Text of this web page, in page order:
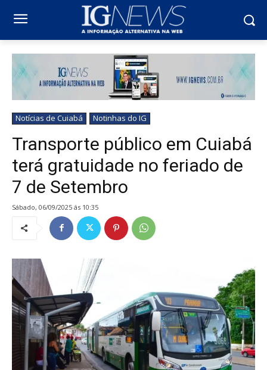
Notícias de Cuiabá Notinhas do IG
Transporte público em Cuiabá
terá gratuidade no feriado de
7 de Setembro
sábado, 06/09/2025 ás 10:35